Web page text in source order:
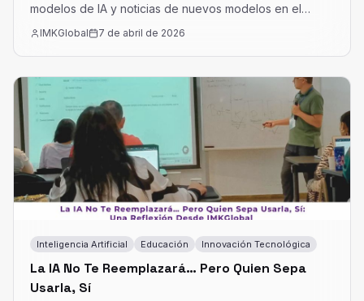
modelos de IA y noticias de nuevos modelos en el
IMKGlobal 7 de abril de 2026
Inteligencia Artificial Educación Innovación Tecnológica
La IA No Te Reemplazará… Pero Quien Sepa
Usarla, Sí